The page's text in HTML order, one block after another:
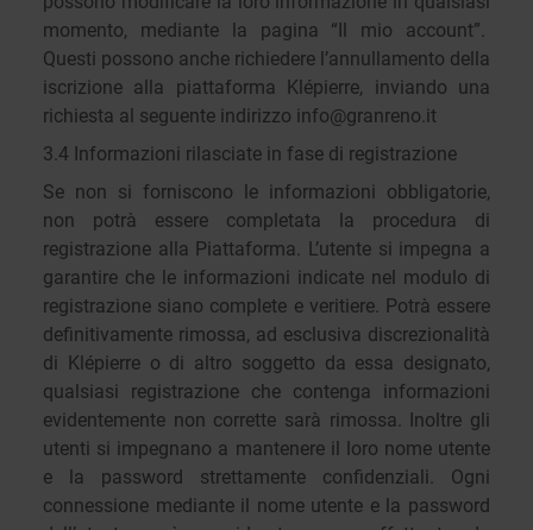
momento, mediante la pagina “Il mio account”.
Questi possono anche richiedere l’annullamento della
iscrizione alla piattaforma Klépierre, inviando una
richiesta al seguente indirizzo info@granreno.it
3.4 Informazioni rilasciate in fase di registrazione
Se non si forniscono le informazioni obbligatorie,
non potrà essere completata la procedura di
registrazione alla Piattaforma. L’utente si impegna a
garantire che le informazioni indicate nel modulo di
registrazione siano complete e veritiere. Potrà essere
definitivamente rimossa, ad esclusiva discrezionalità
di Klépierre o di altro soggetto da essa designato,
qualsiasi registrazione che contenga informazioni
evidentemente non corrette sarà rimossa. Inoltre gli
utenti si impegnano a mantenere il loro nome utente
e la password strettamente confidenziali. Ogni
connessione mediante il nome utente e la password